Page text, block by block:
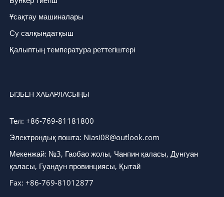
Ұсақтау машиналары
Су салқындатқыш
Қалыптың температура реттегіштері
БІЗБЕН ХАБАРЛАСЫҢЫ
Тел: +86-769-81181800
Электрондық пошта: Niasi08@outlook.com
Мекенжай: №3, Гаобао жолы, Чанпин қаласы, Дунгуан
қаласы, Гуандун провинциясы, Қытай
Fax: +86-769-81012877